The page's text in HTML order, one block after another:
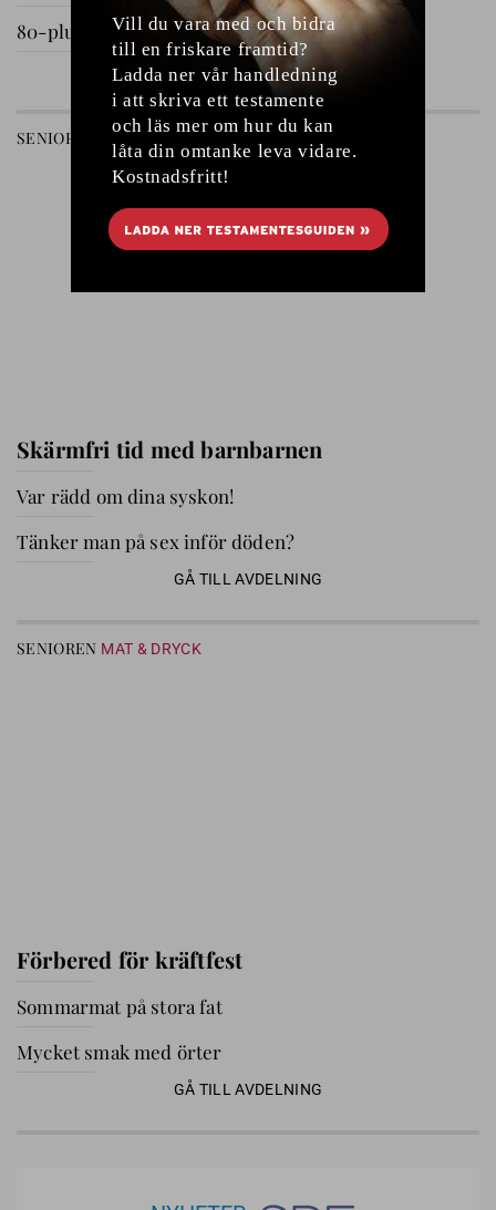
80-plussare på utflykt
GÅ TILL AVDELNING
SENIOREN
Skärmfri tid med barnbarnen
Var rädd om dina syskon!
Tänker man på sex inför döden?
GÅ TILL AVDELNING
SENIOREN MAT & DRYCK
Förbered för kräftfest
Sommarmat på stora fat
Mycket smak med örter
GÅ TILL AVDELNING